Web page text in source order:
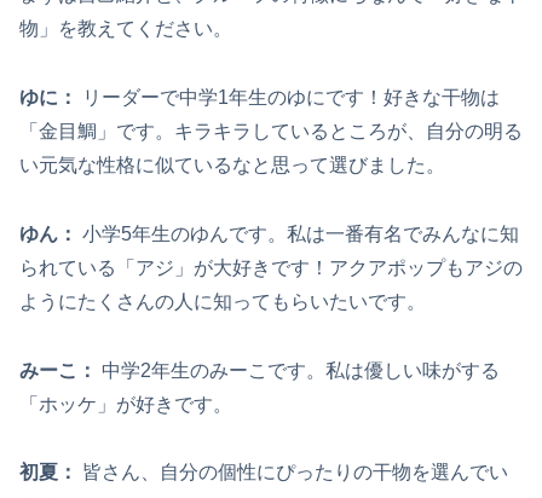
物」を教えてください。
ゆに：
リーダーで中学1年生のゆにです！好きな干物は
「金目鯛」です。キラキラしているところが、自分の明る
い元気な性格に似ているなと思って選びました。
ゆん： 小学5年生のゆんです。私は一番有名でみんなに知
られている「アジ」が大好きです！アクアポップもアジの
ようにたくさんの人に知ってもらいたいです。
みーこ：
中学2年生のみーこです。私は優しい味がする
「ホッケ」が好きです。
初夏 ：
皆さん、自分の個性にぴったりの干物を選んでい